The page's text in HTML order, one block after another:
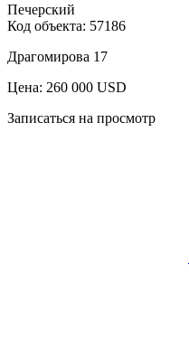
Печерский
Код объекта: 57186
Драгомирова 17
Цена: 260 000 USD
Записаться на просмотр